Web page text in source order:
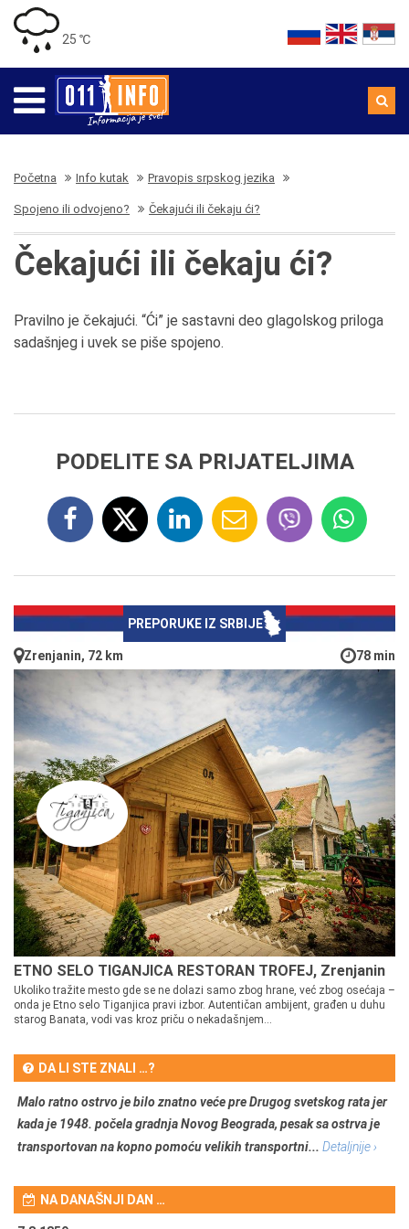
25 ℃
Početna Info kutak Pravopis srpskog jezika
Spojeno ili odvojeno? Čekajući ili čekaju ći?
Čekajući ili čekaju ći?
Pravilno je čekajući. “Ći” je sastavni deo glagolskog priloga
sadašnjeg i uvek se piše spojeno.
PODELITE SA PRIJATELJIMA
PREPORUKE IZ SRBIJE
Zrenjanin, 72 km 78 min
ETNO SELO TIGANJICA RESTORAN TROFEJ, Zrenjanin
Ukoliko tražite mesto gde se ne dolazi samo zbog hrane, već zbog osećaja –
onda je Etno selo Tiganjica pravi izbor. Autentičan ambijent, građen u duhu
starog Banata, vodi vas kroz priču o nekadašnjem...
DA LI STE ZNALI …?
Malo ratno ostrvo je bilo znatno veće pre Drugog svetskog rata jer
kada je 1948. počela gradnja Novog Beograda, pesak sa ostrva je
transportovan na kopno pomoću velikih transportni... Detaljnije ›
NA DANAŠNJI DAN …